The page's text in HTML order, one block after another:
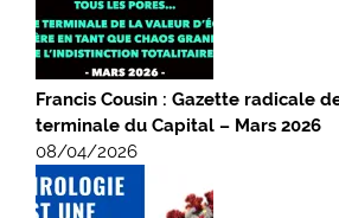
Francis Cousin : Gazette radicale
terminale du Capital – Mars 2026
08/04/2026